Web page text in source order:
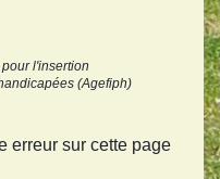
l'insertion
(Agefiph)
erreur sur cette page